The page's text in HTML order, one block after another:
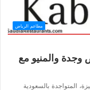
مطاعم الرياض
وجدة والمنيو مع
المتواجدة بالسعودية